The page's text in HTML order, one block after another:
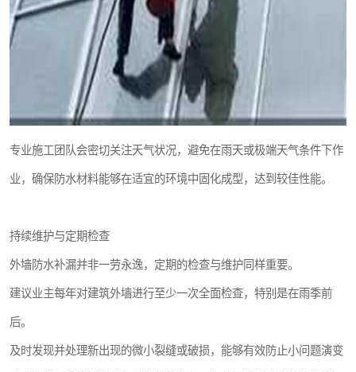
专业施工团队会密切关注天气状况，避免在雨天或极端天气条件下作
业，确保防水材料能够在适宜的环境中固化成型，达到较佳性能。
持续维护与定期检查
外墙防水补漏并非一劳永逸，定期的检查与维护同样重要。
建议业主每年对建筑外墙进行至少一次全面检查，特别是在雨季前
后。
及时发现并处理新出现的微小裂缝或破损，能够有效防止小问题演变